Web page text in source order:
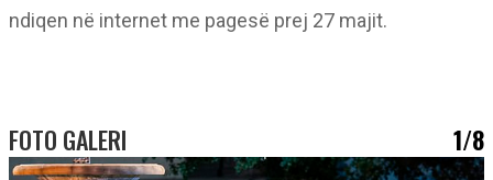
ndiqen në internet me pagesë prej 27 majit.
FOTO GALERI 1/8